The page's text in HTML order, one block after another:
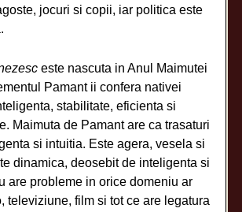
jocuri si copii, iar politica este
este nascuta in Anul Maimutei
Pamant ii confera nativei
stabilitate, eficienta si
Maimuta de Pamant are ca trasaturi
si intuitia. Este agera, vesela si
dinamica, deosebit de inteligenta si
are probleme in orice domeniu ar
televiziune, film si tot ce are legatura